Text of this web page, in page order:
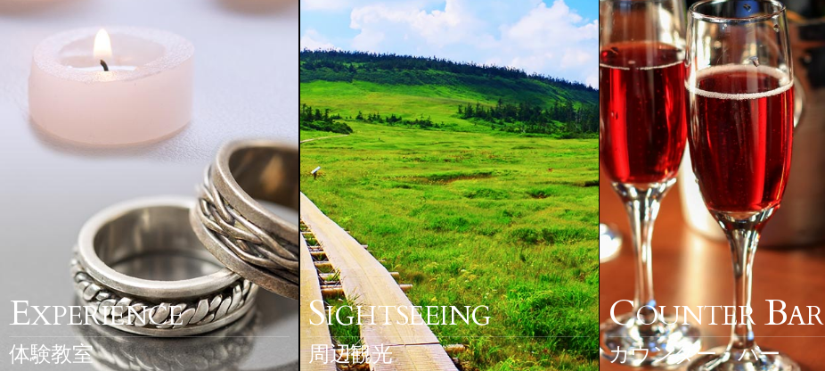
EXPERIENCE
体験教室
SIGHTSEEING
周辺観光
COUNTER BAR
カウンター・バー